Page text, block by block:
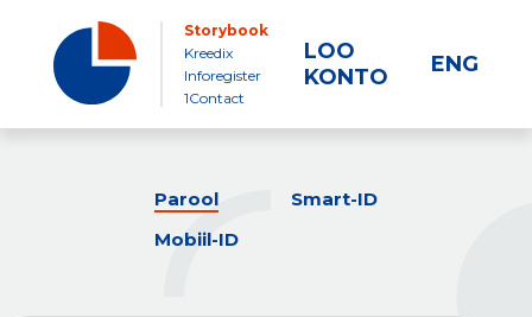
Storybook
Kreedix
Inforegister
1Contact
LOO
KONTO
ENG
Parool
Smart-ID
Mobiil-ID